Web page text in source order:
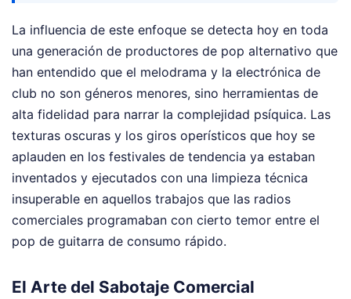
La influencia de este enfoque se detecta hoy en toda
una generación de productores de pop alternativo que
han entendido que el melodrama y la electrónica de
club no son géneros menores, sino herramientas de
alta fidelidad para narrar la complejidad psíquica. Las
texturas oscuras y los giros operísticos que hoy se
aplauden en los festivales de tendencia ya estaban
inventados y ejecutados con una limpieza técnica
insuperable en aquellos trabajos que las radios
comerciales programaban con cierto temor entre el
pop de guitarra de consumo rápido.
El Arte del Sabotaje Comercial